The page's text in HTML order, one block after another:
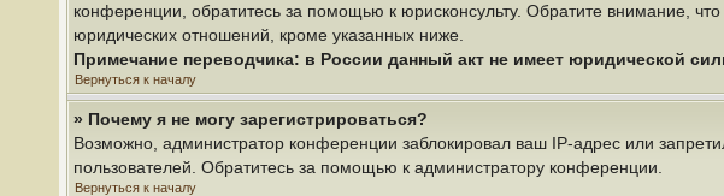
конференции, обратитесь за помощью к юрисконсульту. Обратите внимание,
юридических отношений, кроме указанных ниже.
Примечание переводчика: в России данный акт не имеет юридической
Вернуться к началу
» Почему я не могу зарегистрироваться?
Возможно, администратор конференции заблокировал ваш IP-адрес или
пользователей. Обратитесь за помощью к администратору конференции.
Вернуться к началу